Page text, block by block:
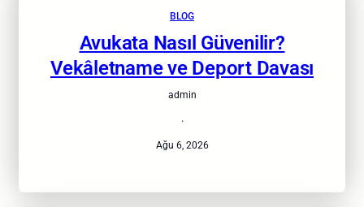
BLOG
Avukata Nasıl Güvenilir?
Vekâletname ve Deport Davası
admin
·
Ağu 6, 2026